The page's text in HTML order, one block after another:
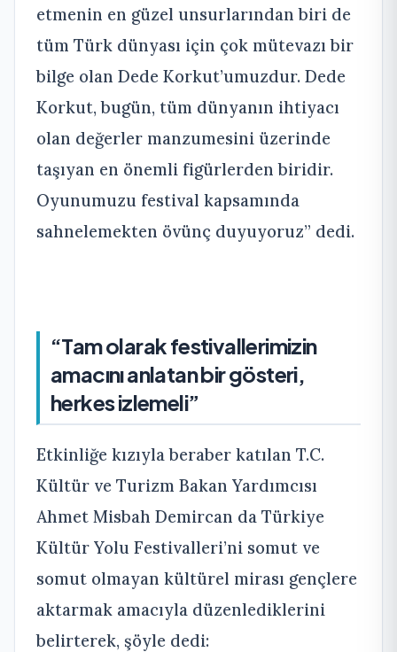
etmenin en güzel unsurlarından biri de
tüm Türk dünyası için çok mütevazı bir
bilge olan Dede Korkut’umuzdur. Dede
Korkut, bugün, tüm dünyanın ihtiyacı
olan değerler manzumesini üzerinde
taşıyan en önemli figürlerden biridir.
Oyunumuzu festival kapsamında
sahnelemekten övünç duyuyoruz” dedi.
“Tam olarak festivallerimizin
amacını anlatan bir gösteri,
herkes izlemeli”
Etkinliğe kızıyla beraber katılan T.C.
Kültür ve Turizm Bakan Yardımcısı
Ahmet Misbah Demircan da Türkiye
Kültür Yolu Festivalleri’ni somut ve
somut olmayan kültürel mirası gençlere
aktarmak amacıyla düzenlediklerini
belirterek, şöyle dedi: